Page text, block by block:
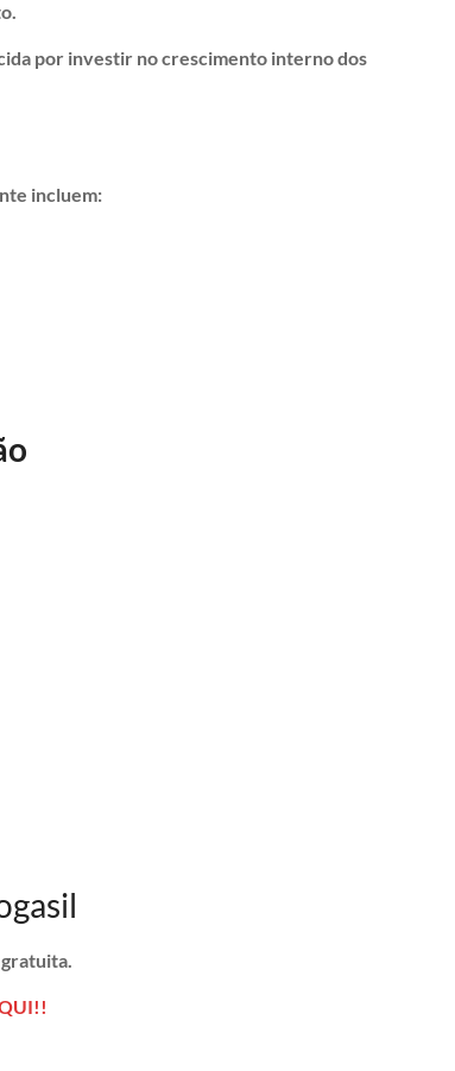
por investir no crescimento interno dos
incluem: